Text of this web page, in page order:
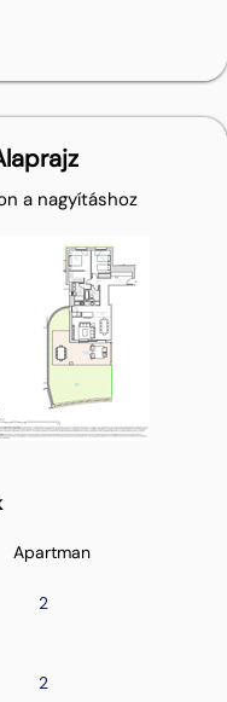
a nagyításhoz
Apartman
2
2